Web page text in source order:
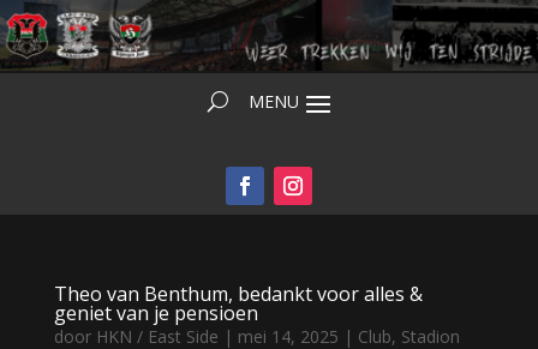
Theo van Benthum, bedankt voor alles &
geniet van je pensioen
door HKN / East Side | mei 14, 2025 | Club, Stadion